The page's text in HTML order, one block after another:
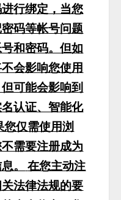
行绑定，当您
码等帐号问题
和密码。但如
会影响您使用
可能会影响到
认证、智能化
您仅需使用浏
需要注册成为
。
在您主动注
法律法规的要